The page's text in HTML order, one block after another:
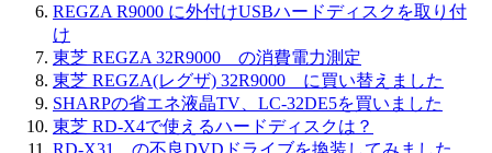
REGZA R9000 に外付けUSBハードディスクを取り付
け
東芝 REGZA 32R9000 の消費電力測定
東芝 REGZA(レグザ) 32R9000 に買い替えました
SHARPの省エネ液晶TV、LC-32DE5を買いました
東芝 RD-X4で使えるハードディスクは？
RD-X31 の不良DVDドライブを換装してみました